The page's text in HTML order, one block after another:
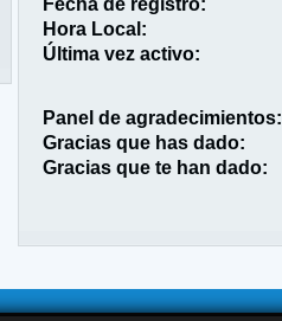
Hora Local:
Última vez activo:
Panel de agradecimientos:
Gracias que has dado:
Gracias que te han dado: